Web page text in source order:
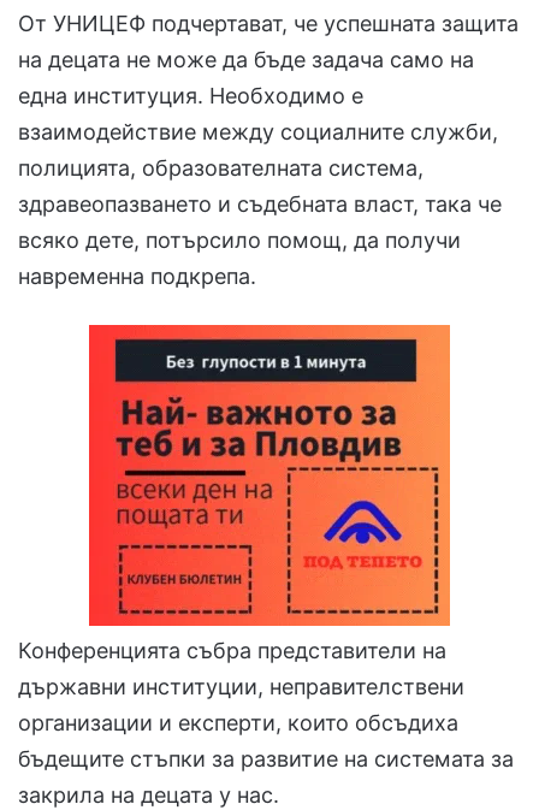
От УНИЦЕФ подчертават, че успешната защита
на децата не може да бъде задача само на
една институция. Необходимо е
взаимодействие между социалните служби,
полицията, образователната система,
здравеопазването и съдебната власт, така че
всяко дете, потърсило помощ, да получи
навременна подкрепа.
Конференцията събра представители на
държавни институции, неправителствени
организации и експерти, които обсъдиха
бъдещите стъпки за развитие на системата за
закрила на децата у нас.